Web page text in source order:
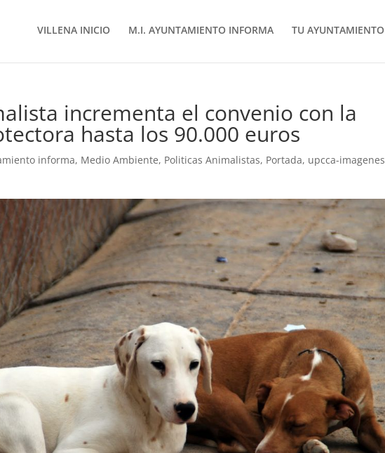
VILLENA INICIO M.I. AYUNTAMIENTO INFORMA TU AYUNTAMIENTO
incrementa el convenio con la
hasta los 90.000 euros
informa, Medio Ambiente, Politicas Animalistas, Portada, upcca-imagenes